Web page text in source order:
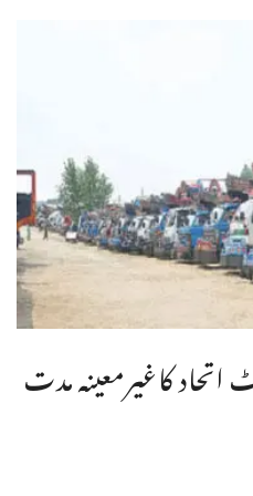
کاغیرمعینہ مدت